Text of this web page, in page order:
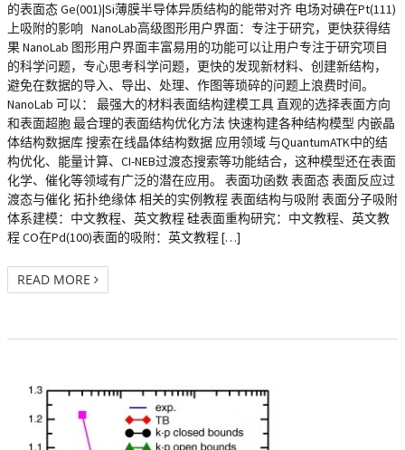
的表面态 Ge(001)|Si薄膜半导体异质结构的能带对齐 电场对碘在Pt(111)
上吸附的影响 NanoLab高级图形用户界面：专注于研究，更快获得结
果 NanoLab 图形用户界面丰富易用的功能可以让用户专注于研究项目
的科学问题，专心思考科学问题，更快的发现新材料、创建新结构，
避免在数据的导入、导出、处理、作图等琐碎的问题上浪费时间。
NanoLab 可以： 最强大的材料表面结构建模工具 直观的选择表面方向
和表面超胞 最合理的表面结构优化方法 快速构建各种结构模型 内嵌晶
体结构数据库 搜索在线晶体结构数据 应用领域 与QuantumATK中的结
构优化、能量计算、CI-NEB过渡态搜索等功能结合，这种模型还在表面
化学、催化等领域有广泛的潜在应用。 表面功函数 表面态 表面反应过
渡态与催化 拓扑绝缘体 相关的实例教程 表面结构与吸附 表面分子吸附
体系建模：中文教程、英文教程 硅表面重构研究：中文教程、英文教
程 CO在Pd(100)表面的吸附：英文教程 […]
READ MORE